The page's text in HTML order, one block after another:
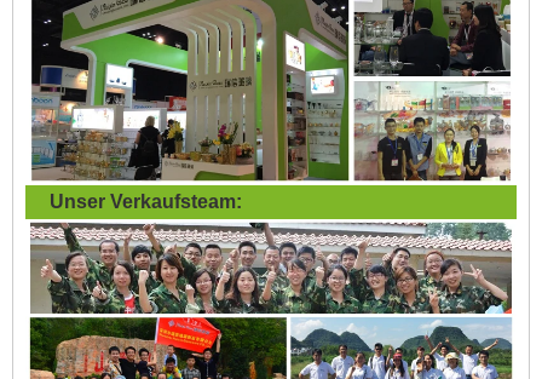
Unser Verkaufsteam: